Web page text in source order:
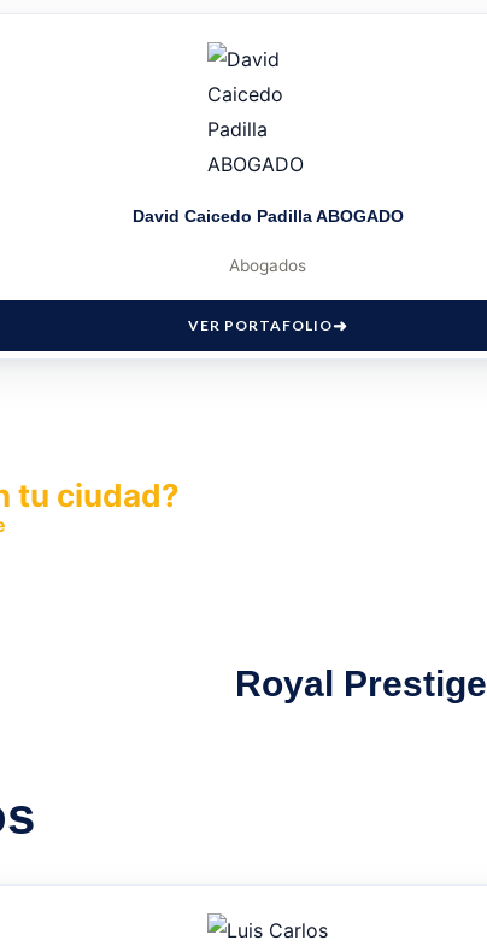
David Caicedo Padilla ABOGADO
Abogados
VER PORTAFOLIO
tu ciudad?
Royal Prestige